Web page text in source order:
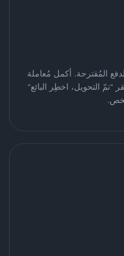
المُقترحة. أكمل مُعاملة
"تمّ التحويل، اخطِر البائع"